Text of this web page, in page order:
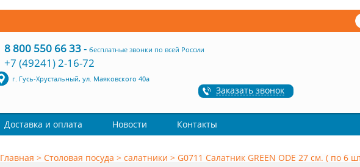
8 800 550 66 33- бесплатные звонки по всей России
+7 (49241) 2-16-72
г. Гусь-Хрустальный, ул. Маяковского 40а
Заказать звонок
Доставка и оплата Новости Контакты
Главная > Столовая посуда > салатники > G0711 Салатник GREEN ODE 27 см. ( по 6